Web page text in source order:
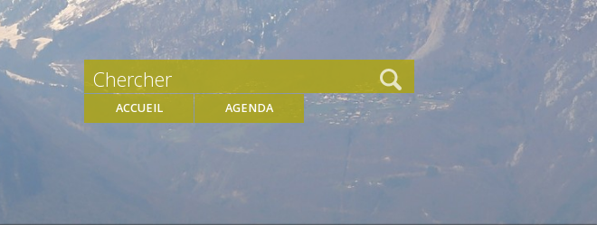
ACCUEIL AGENDA